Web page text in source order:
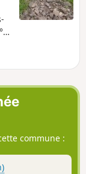
et
commune :